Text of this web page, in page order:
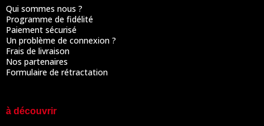
Qui sommes nous ?
Programme de fidélité
Paiement sécurisé
Un problème de connexion ?
Frais de livraison
Nos partenaires
Formulaire de rétractation
à découvrir